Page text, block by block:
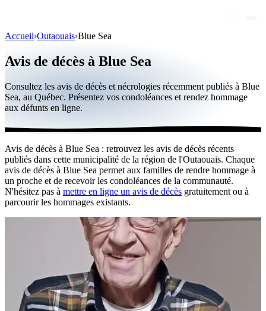
Personnalités publiques
Québec
Canada
International
Par région
Par ville
Maisons funéraires
Publier un avis
Recherche
Accueil›Outaouais›Blue Sea
Avis de décès à Blue Sea
Consultez les avis de décès et nécrologies récemment publiés à Blue
Sea, au Québec. Présentez vos condoléances et rendez hommage
aux défunts en ligne.
Avis de décès à Blue Sea : retrouvez les avis de décès récents
publiés dans cette municipalité de la région de l'Outaouais. Chaque
avis de décès à Blue Sea permet aux familles de rendre hommage à
un proche et de recevoir les condoléances de la communauté.
N'hésitez pas à mettre en ligne un avis de décès gratuitement ou à
parcourir les hommages existants.